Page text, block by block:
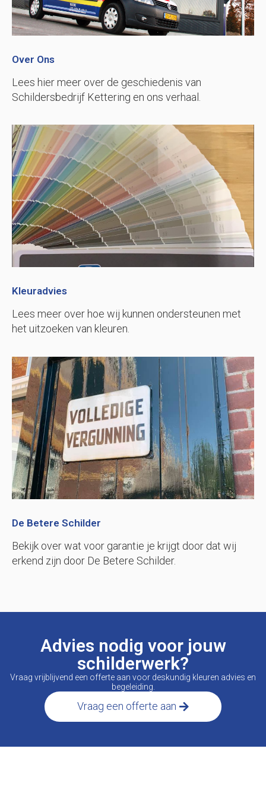
Over Ons
Lees hier meer over de geschiedenis van
Schildersbedrijf Kettering en ons verhaal.
Kleuradvies
Lees meer over hoe wij kunnen ondersteunen met
het uitzoeken van kleuren.
De Betere Schilder
Bekijk over wat voor garantie je krijgt door dat wij
erkend zijn door De Betere Schilder.
Advies nodig voor jouw
schilderwerk?
Vraag vrijblijvend een offerte aan voor deskundig kleuren advies en
begeleiding.
Vraag een offerte aan